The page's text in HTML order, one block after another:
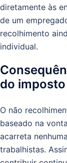
diretamente às
de um
recolhimento
individual.
do
O não
baseado na
acarreta
trabalhistas.